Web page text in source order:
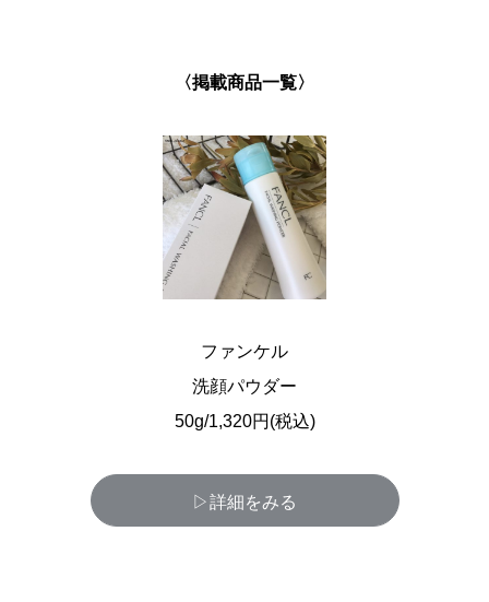
〈掲載商品一覧〉
ファンケル
洗顔パウダー
50g/1,320円(税込)
▷詳細をみる